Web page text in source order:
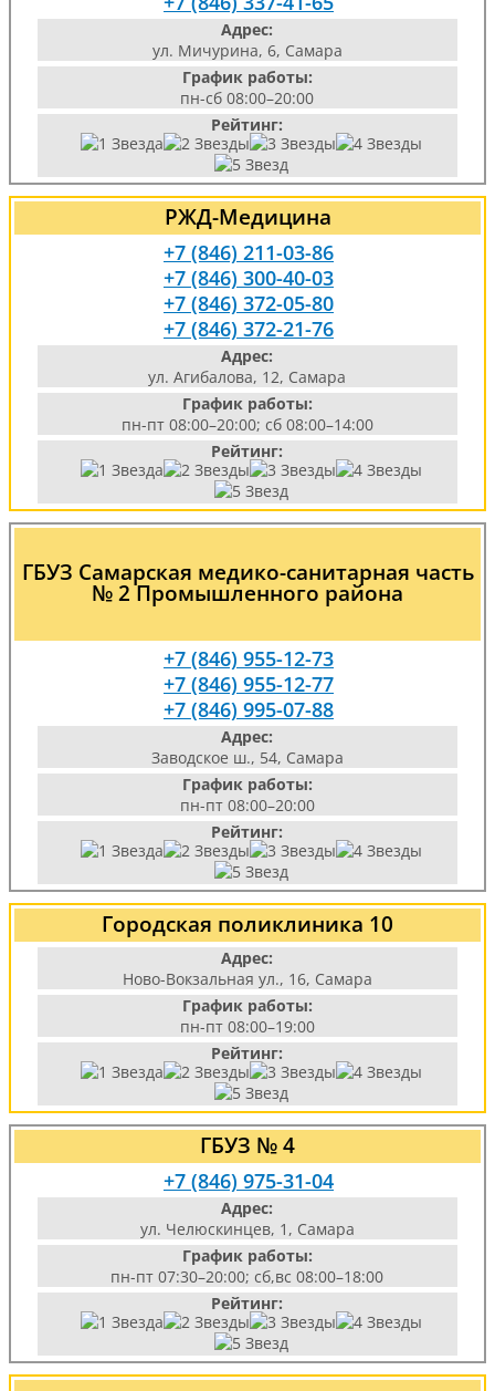
Адрес:
ул. Мичурина, 6, Самара
График работы:
пн-сб 08:00–20:00
Рейтинг:
РЖД-Медицина
+7 (846) 211-03-86
+7 (846) 300-40-03
+7 (846) 372-05-80
+7 (846) 372-21-76
Адрес:
ул. Агибалова, 12, Самара
График работы:
пн-пт 08:00–20:00; сб 08:00–14:00
Рейтинг:
ГБУЗ Самарская медико-санитарная часть
№ 2 Промышленного района
+7 (846) 955-12-73
+7 (846) 955-12-77
+7 (846) 995-07-88
Адрес:
Заводское ш., 54, Самара
График работы:
пн-пт 08:00–20:00
Рейтинг:
Городская поликлиника 10
Адрес:
Ново-Вокзальная ул., 16, Самара
График работы:
пн-пт 08:00–19:00
Рейтинг:
ГБУЗ № 4
+7 (846) 975-31-04
Адрес:
ул. Челюскинцев, 1, Самара
График работы:
пн-пт 07:30–20:00; сб,вс 08:00–18:00
Рейтинг: